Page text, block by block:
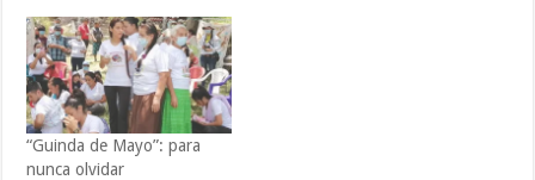
Acueductos y
Alcantarillados (ANDA),
Felipe Rivas, informó que
en las últimas semanas la
institución ha trabajado
para garantizar el
suministro…
“Guinda de Mayo”: para
nunca olvidar